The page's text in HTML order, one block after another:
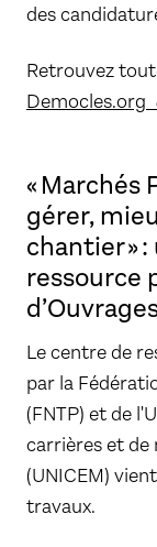
des
Retrouvez
Democles.org
« Marchés
gérer,
chantier »
ressource
Le centre de
par la
(FNTP) et de
carrières et
(UNICEM)
travaux.